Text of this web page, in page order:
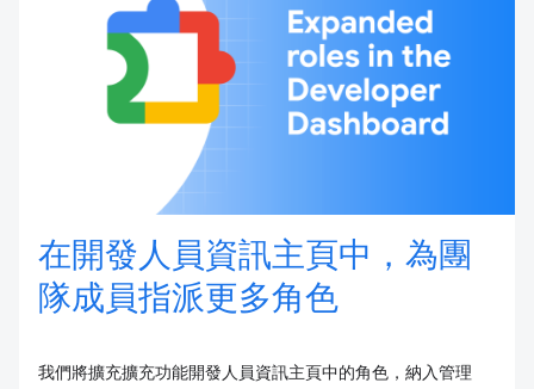
在開發人員資訊主頁中，為團
隊成員指派更多角色
我們將擴充擴充功能開發人員資訊主頁中的角色，納入管理